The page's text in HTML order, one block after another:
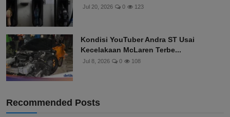
Jul 20, 2026 0 123
Kondisi YouTuber Andra ST Usai
Kecelakaan McLaren Terbe...
Jul 8, 2026 0 108
Recommended Posts